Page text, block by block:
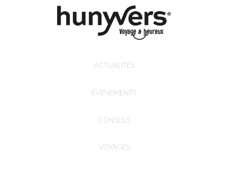
ACTUALITÉS
ÉVENEMENTS
CONSEILS
VOYAGES